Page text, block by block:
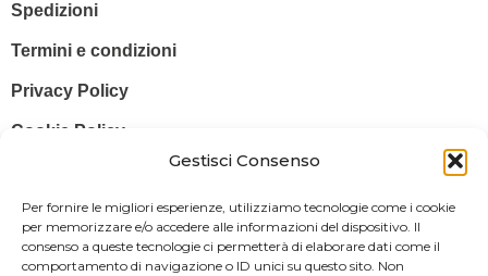
Gestisci Consenso
Per fornire le migliori esperienze, utilizziamo tecnologie come i cookie
per memorizzare e/o accedere alle informazioni del dispositivo. Il
consenso a queste tecnologie ci permetterà di elaborare dati come il
comportamento di navigazione o ID unici su questo sito. Non
Spedizioni
Termini e condizioni
Privacy Policy
Cookie Policy
Legale: Via Silvio Pellico, 43 97015 MODICA (RG) – P. IVA: IT
01470350883